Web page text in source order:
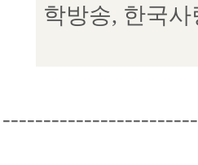
학방송, 한국